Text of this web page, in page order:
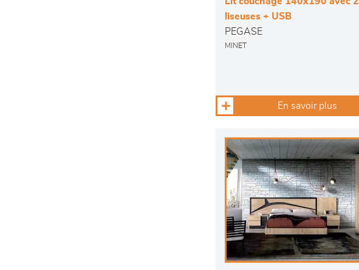
liseuses + USB
PEGASE
MINET
En savoir plus